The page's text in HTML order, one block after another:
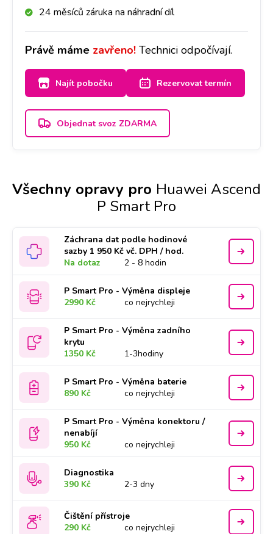
24 měsíců záruka na náhradní díl
Právě máme zavřeno! Technici odpočívají.
Najít pobočku Rezervovat termín
Objednat svoz ZDARMA
Všechny opravy pro Huawei Ascend
P Smart Pro
Záchrana dat podle hodinové
sazby 1 950 Kč vč. DPH / hod.
Na dotaz
2 - 8 hodin
P Smart Pro - Výměna displeje
2990 Kč
co nejrychleji
P Smart Pro - Výměna zadního
krytu
1350 Kč
1-3hodiny
P Smart Pro - Výměna baterie
890 Kč
co nejrychleji
P Smart Pro - Výměna konektoru /
nenabíjí
950 Kč
co nejrychleji
Diagnostika
390 Kč
2-3 dny
Čištění přístroje
290 Kč
co nejrychleji